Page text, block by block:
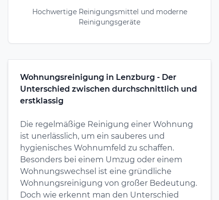
Hochwertige Reinigungsmittel und moderne
Reinigungsgeräte
Wohnungsreinigung in Lenzburg - Der
Unterschied zwischen durchschnittlich und
erstklassig
Die regelmäßige Reinigung einer Wohnung
ist unerlässlich, um ein sauberes und
hygienisches Wohnumfeld zu schaffen.
Besonders bei einem Umzug oder einem
Wohnungswechsel ist eine gründliche
Wohnungsreinigung von großer Bedeutung.
Doch wie erkennt man den Unterschied